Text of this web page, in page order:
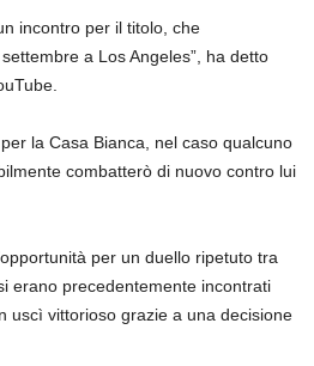
incontro per il titolo, che
a Los Angeles”, ha detto
la Casa Bianca, nel caso qualcuno
combatterò di nuovo contro lui
per un duello ripetuto tra
erano precedentemente incontrati
uscì vittorioso grazie a una decisione